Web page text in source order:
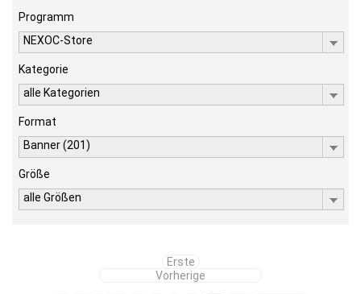
Programm
NEXOC-Store
Kategorie
alle Kategorien
Format
Banner (201)
Größe
alle Größen
Erste
Vorherige